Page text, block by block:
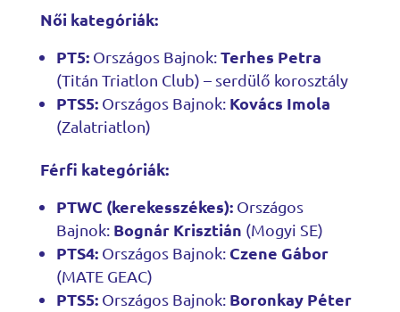
Női kategóriák:
PT5:Országos Bajnok:Terhes Petra
(Titán Triatlon Club) – serdülő korosztály
PTS5:Országos Bajnok: Kovács Imola
(Zalatriatlon)
Férfi kategóriák:
PTWC (kerekesszékes):Országos
Bajnok: Bognár Krisztián (Mogyi SE)
PTS4:Országos Bajnok: Czene Gábor
(MATE GEAC)
PTS5:Országos Bajnok: Boronkay Péter